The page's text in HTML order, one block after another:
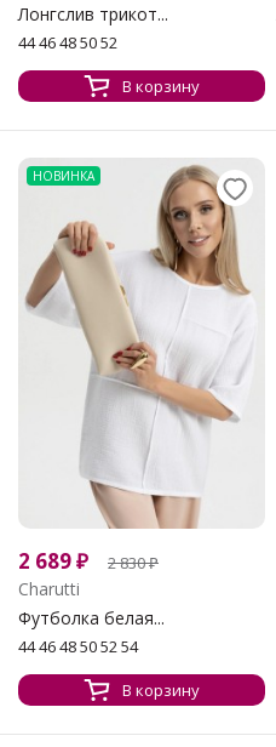
Лонгслив трикот...
44 46 48 50 52
В корзину
НОВИНКА
2 689₽ 2 830₽
Charutti
Футболка белая...
44 46 48 50 52 54
В корзину